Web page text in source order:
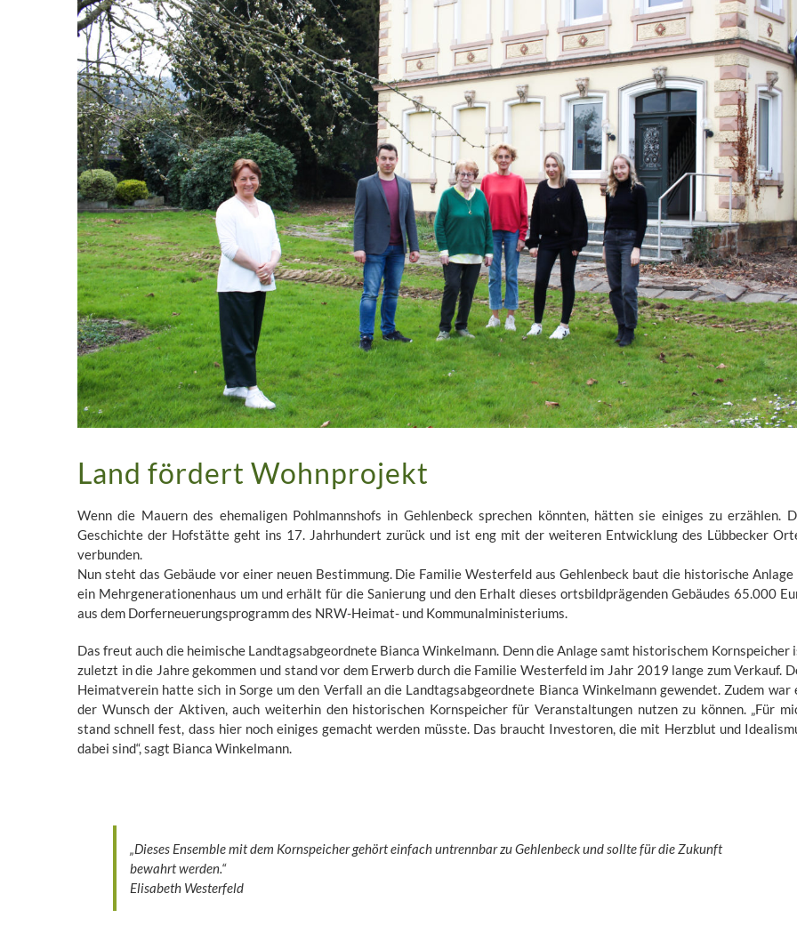
Land fördert Wohnprojekt
Wenn die Mauern des ehemaligen Pohlmannshofs in Gehlenbeck sprechen könnten, hätten sie einiges zu erzählen.
Geschichte der Hofstätte geht ins 17. Jahrhundert zurück und ist eng mit der weiteren Entwicklung des Lübbecker
verbunden.
Nun steht das Gebäude vor einer neuen Bestimmung. Die Familie Westerfeld aus Gehlenbeck baut die historische Anlage
ein Mehrgenerationenhaus um und erhält für die Sanierung und den Erhalt dieses ortsbildprägenden Gebäudes 65.000
aus dem Dorferneuerungsprogramm des NRW-Heimat- und Kommunalministeriums.
Das freut auch die heimische Landtagsabgeordnete Bianca Winkelmann. Denn die Anlage samt historischem Kornspeicher
zuletzt in die Jahre gekommen und stand vor dem Erwerb durch die Familie Westerfeld im Jahr 2019 lange zum Verkauf.
Heimatverein hatte sich in Sorge um den Verfall an die Landtagsabgeordnete Bianca Winkelmann gewendet. Zudem war
der Wunsch der Aktiven, auch weiterhin den historischen Kornspeicher für Veranstaltungen nutzen zu können. „Für
stand schnell fest, dass hier noch einiges gemacht werden müsste. Das braucht Investoren, die mit Herzblut und
dabei sind“, sagt Bianca Winkelmann.
„Dieses Ensemble mit dem Kornspeicher gehört einfach untrennbar zu Gehlenbeck und sollte für die Zukunft
bewahrt werden.“
Elisabeth Westerfeld